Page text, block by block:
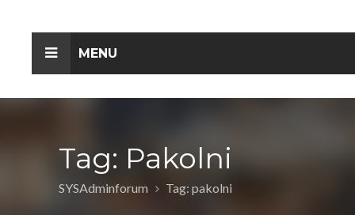
MENU
Tag: Pakolni
SYSAdminforum Tag: pakolni